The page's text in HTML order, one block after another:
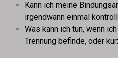
Kann ich meine
irgendwann einmal
Was kann ich tun, wenn
Trennung befinde, oder